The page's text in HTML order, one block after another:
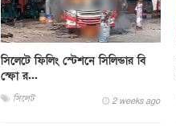
সিলেটে ফিলিং স্টেশনে সিলিন্ডার বি
স্ফো র...
সিলেট 2 weeks ago